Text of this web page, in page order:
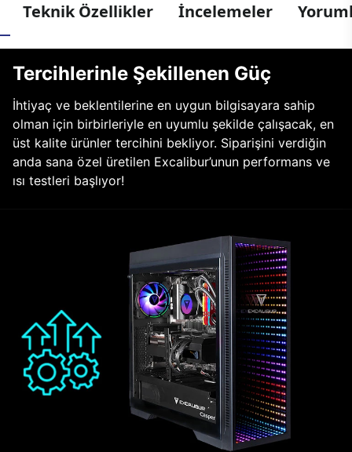
Teknik Özellikler İncelemeler
Tercihlerinle Şekillenen Güç
İhtiyaç ve beklentilerine en uygun bilgisayara sahip
olman için birbirleriyle en uyumlu şekilde çalışacak, en
üst kalite ürünler tercihini bekliyor. Siparişini verdiğin
anda sana özel üretilen Excalibur’unun performans ve
ısı testleri başlıyor!